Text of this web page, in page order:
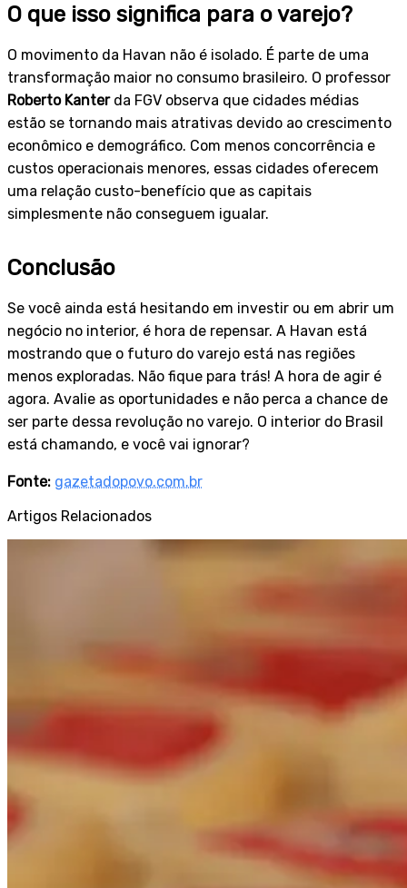
O que isso significa para o varejo?
O movimento da Havan não é isolado. É parte de uma
transformação maior no consumo brasileiro. O professor
Roberto Kanterda FGV observa que cidades médias
estão se tornando mais atrativas devido ao crescimento
econômico e demográfico. Com menos concorrência e
custos operacionais menores, essas cidades oferecem
uma relação custo-benefício que as capitais
simplesmente não conseguem igualar.
Conclusão
Se você ainda está hesitando em investir ou em abrir um
negócio no interior, é hora de repensar. A Havan está
mostrando que o futuro do varejo está nas regiões
menos exploradas. Não fique para trás! A hora de agir é
agora. Avalie as oportunidades e não perca a chance de
ser parte dessa revolução no varejo. O interior do Brasil
está chamando, e você vai ignorar?
Fonte: gazetadopovo.com.br
Artigos Relacionados